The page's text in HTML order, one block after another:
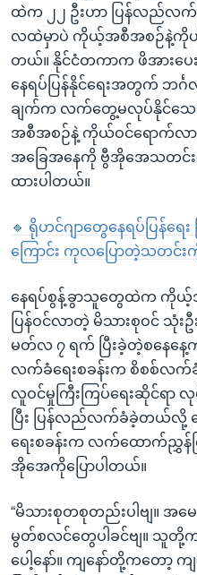
သို့
ကျော်
ရန်
ထဲက ၂၂ ဦးဟာ ပြန်လည်လက်
လထဲမှာပဲ ကိုယ့်အစီအစဉ်နဲ့ကိုယ်
တယ်။ နိုင်ငံတကာက ဖိအားပေ
နေရပ်ပြန်နိုင်ရေးအတွက် ဘင်္
ချက်က လက်တွေ့မလုပ်နိုင်သေ
အစီအစဉ်နဲ့ ကိုယ်ဝင်ရောက်လာ
အခြေအနေကို ဗွီအိုအေသတင်းထ
ထားပါတယ်။
🔹 ရိုဟင်ဂျာတွေနေရပ်ပြန်ရေ
ကြောင်း ကုလပြောတဲ့သတင်း
နေရပ်စွန့်ခွာသူတွေထဲက ကိုယ့်
ပြန်ဝင်လာတဲ့ မိသားစုဝင် သုံ
မတ်လ ၇ ရက် ပြီးခဲ့တဲ့စနေန
လက်ခံရေးစခန်းက စိစစ်လ
လူဝင်မှုကြီးကြပ်ရေးဆိုင်ရာ
ပြီး ပြန်လည်လက်ခံခဲ့တယ်လို့
ရေးစခန်းက လက်ထောက်ညွှန်ကြ
အိုအေကိုပြောပါတယ်။
“မိသားစုတစုတည်းပါဗျ။ အမ
မွတ်စလင်တွေပါခင်ဗျ။ သူတို့
ပေါ့နော်။ ကျနော်တို့ကတော့